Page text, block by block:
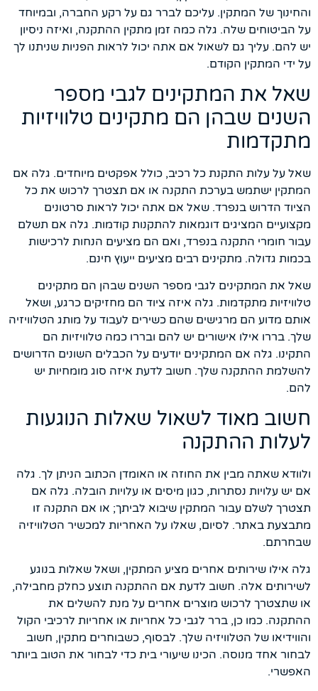
והחינוך של המתקין. עליכם לברר גם על רקע החברה, ובמיוחד
על הביטוחים שלה. גלה כמה זמן מתקין ההתקנה, ואיזה ניסיון
יש להם. עליך גם לשאול אם אתה יכול לראות הפניות שניתנו לך
על ידי המתקין הקודם.
שאל את המתקינים לגבי מספר
השנים שבהן הם מתקינים טלוויזיות
מתקדמות
שאל על עלות התקנת כל רכיב, כולל אפקטים מיוחדים. גלה אם
המתקין ישתמש בערכת התקנה או אם תצטרך לרכוש את כל
הציוד הדרוש בנפרד. שאל אם אתה יכול לראות סרטונים
מקצועיים המציגים דוגמאות להתקנות קודמות. גלה אם תשלם
עבור חומרי התקנה בנפרד, ואם הם מציעים הנחות לרכישות
בכמות גדולה. מתקינים רבים מציעים ייעוץ חינם.
שאל את המתקינים לגבי מספר השנים שבהן הם מתקינים
טלוויזיות מתקדמות. גלה איזה ציוד הם מחזיקים כרגע, ושאל
אותם מדוע הם מרגישים שהם כשירים לעבוד על מותג הטלוויזיה
שלך. בררו אילו אישורים יש להם ובררו כמה טלוויזיות הם
התקינו. גלה אם המתקינים יודעים על הכבלים השונים הדרושים
להשלמת ההתקנה שלך. חשוב לדעת איזה סוג מומחיות יש
להם.
חשוב מאוד לשאול שאלות הנוגעות
לעלות ההתקנה
ולוודא שאתה מבין את החוזה או האומדן הכתוב הניתן לך. גלה
אם יש עלויות נסתרות, כגון מיסים או עלויות הובלה. גלה אם
תצטרך לשלם עבור המתקין שיבוא לביתך; או אם התקנה זו
מתבצעת באתר. לסיום, שאלו על האחריות למכשיר הטלוויזיה
שבחרתם.
גלה אילו שירותים אחרים מציע המתקין, ושאל שאלות בנוגע
לשירותים אלה. חשוב לדעת אם ההתקנה תוצע כחלק מחבילה,
או שתצטרך לרכוש מוצרים אחרים על מנת להשלים את
ההתקנה. כמו כן, ברר לגבי כל אחריות או אחריות לרכיבי הקול
והווידיאו של הטלוויזיה שלך. לבסוף, כשבוחרים מתקין, חשוב
לבחור אחד מנוסה. הכינו שיעורי בית כדי לבחור את הטוב ביותר
האפשרי.